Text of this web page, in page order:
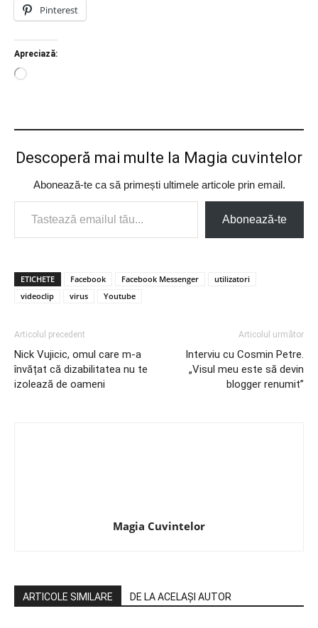
Pinterest
Apreciază:
Încarc...
Descoperă mai multe la Magia cuvintelor
Abonează-te ca să primești ultimele articole prin email.
Tastează emailul tău...
Abonează-te
ETICHETE Facebook Facebook Messenger
utilizatori
videoclip
virus Youtube
Articolul precedent
Nick Vujicic, omul care m-a
învățat că dizabilitatea nu te
izolează de oameni
Articolul următor
Interviu cu Cosmin Petre.
„Visul meu este să devin
blogger renumit”
Magia Cuvintelor
ARTICOLE SIMILARE DE LA ACELAȘI AUTOR